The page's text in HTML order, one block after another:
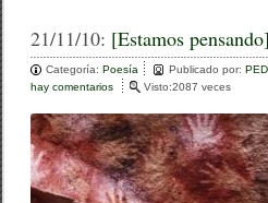
c
e
b
o
o
tt
er
m
p
ar
tir
21/11/10: [Estamos pensando]
Categoría:Poesía Publicado por:
hay comentarios
[
E
s
t
a
Visto:2087 veces